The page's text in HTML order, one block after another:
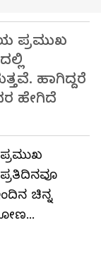
ಪ್ರಮುಖ
ಹಾಗಿದ್ದರೆ
ಹೇಗಿದೆ
ಚಿನ್ನ